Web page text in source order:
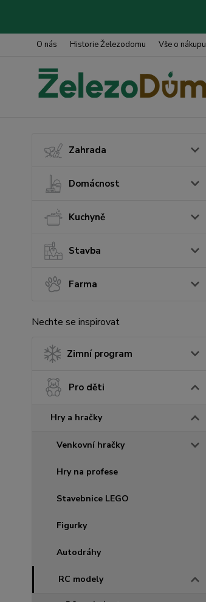
O nás Historie Železodomu Vše o nákupu
Zahrada
Domácnost
Kuchyně
Stavba
Farma
Nechte se inspirovat
Zimní program
Pro děti
Hry a hračky
Venkovní hračky
Hry na profese
Stavebnice LEGO
Figurky
Autodráhy
RC modely